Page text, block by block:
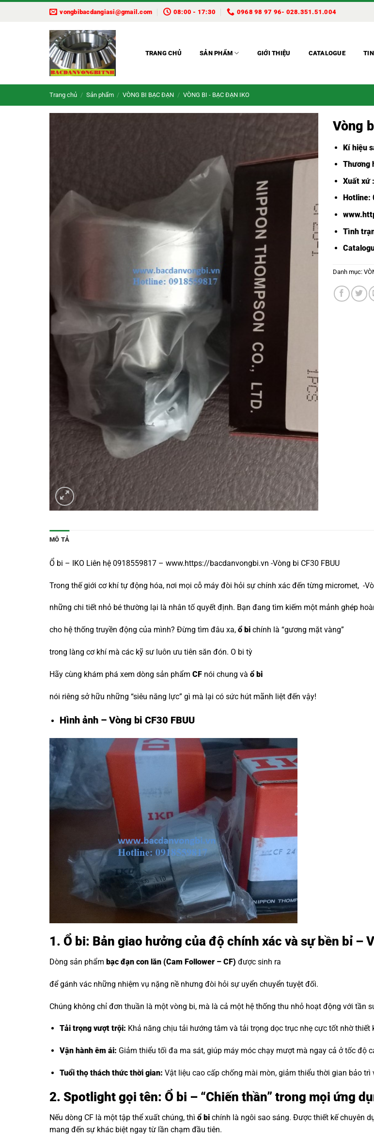
vongbibacdangiasi@gmail.com 08:00 - 17:30 0968 98 97 96- 028.351.51.004
TRANG CHỦ SẢN PHẨM GIỚI THIỆU CATALOGUE
Trang chủ / Sản phẩm / VÒNG BI BẠC ĐẠN / VÒNG BI - BẠC ĐẠN IKO
Vòng
Kí hiệu
Thương
Xuất xứ
Hotline:
Tình
Danh mục:
MÔ TẢ
Ổ bi – IKO Liên hệ 0918559817 – www.https://bacdanvongbi.vn -Vòng bi CF30 FBUU
Trong thế giới cơ khí tự động hóa, nơi mọi cỗ máy đòi hỏi sự chính xác đến từng micromet, -
những chi tiết nhỏ bé thường lại là nhân tố quyết định. Bạn đang tìm kiếm một mảnh ghép
cho hệ thống truyền động của mình? Đừng tìm đâu xa, ổ bi chính là “gương mặt vàng”
trong làng cơ khí mà các kỹ sư luôn ưu tiên săn đón. O bi tỳ
Hãy cùng khám phá xem dòng sản phẩm CF nói chung và ổ bi
nói riêng sở hữu những “siêu năng lực” gì mà lại có sức hút mãnh liệt đến vậy!
Hình ảnh – Vòng bi CF30 FBUU
1. Ổ bi: Bản giao hưởng của độ chính xác và sự bền bỉ –
Dòng sản phẩm bạc đạn con lăn (Cam Follower – CF) được sinh ra
để gánh vác những nhiệm vụ nặng nề nhưng đòi hỏi sự uyển chuyển tuyệt đối.
Chúng không chỉ đơn thuần là một vòng bi, mà là cả một hệ thống thu nhỏ hoạt động với tần
Tải trọng vượt trội: Khả năng chịu tải hướng tâm và tải trọng dọc trục nhẹ cực tốt nhờ thiết
Vận hành êm ái: Giảm thiểu tối đa ma sát, giúp máy móc chạy mượt mà ngay cả ở tốc độ
Tuổi thọ thách thức thời gian: Vật liệu cao cấp chống mài mòn, giảm thiểu thời gian bảo trì
2. Spotlight gọi tên: Ổ bi – “Chiến thần” trong mọi ứng
Nếu dòng CF là một tập thể xuất chúng, thì ổ bi chính là ngôi sao sáng. Được thiết kế chuyên
mang đến sự khác biệt ngay từ lần chạm đầu tiên.